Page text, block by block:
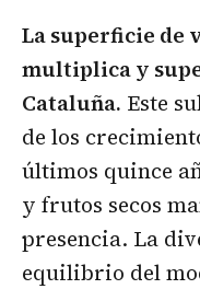
La superficie de
multiplica y
Cataluña. Este
de los
últimos quince
y frutos secos
presencia. La
equilibrio del